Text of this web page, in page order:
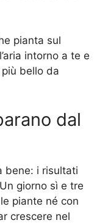
pianta sul
intorno a te e
bello da
dal
bene: i risultati
giorno sì e tre
piante né con
crescere nel